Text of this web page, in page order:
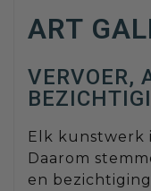
ART
VERVOER,
Elk kunstwerk
Daarom
en